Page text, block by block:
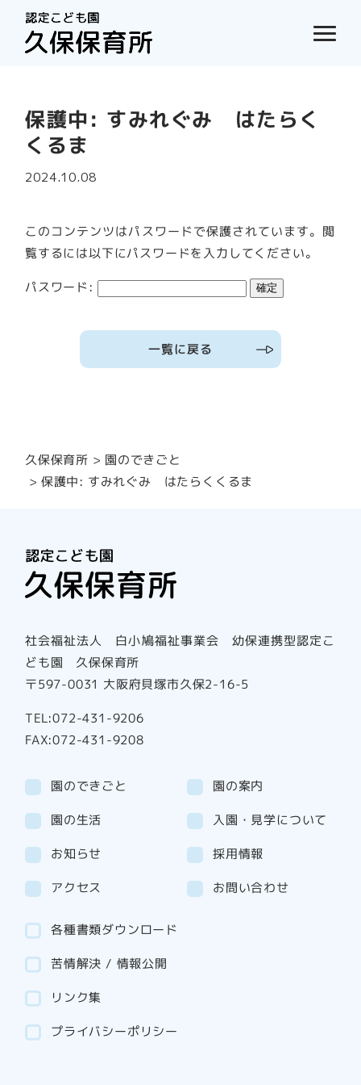
保護中: すみれぐみ はたらく
くるま
2024.10.08
このコンテンツはパスワードで保護されています。閲
覧するには以下にパスワードを入力してください。
パスワード:
一覧に戻る
久保保育所 園のできごと
保護中: すみれぐみ はたらくくるま
社会福祉法人 白小鳩福祉事業会 幼保連携型認定こ
ども園 久保保育所
〒597-0031 大阪府貝塚市久保2-16-5
TEL:072-431-9206
FAX:072-431-9208
園のできごと 園の案内
園の生活 入園・見学について
お知らせ
採用情報
アクセス
お問い合わせ
各種書類ダウンロード
苦情解決 / 情報公開
リンク集
プライバシーポリシー